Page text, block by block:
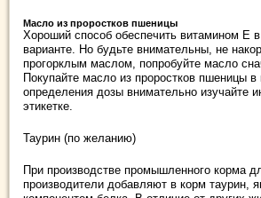
Масло из проростков пшеницы
Хороший способ обеспечить витамином Е
варианте. Но будьте внимательны, не
прогорклым маслом, попробуйте масло
Покупайте масло из проростков пшеницы
определения дозы внимательно изучайте
этикетке.
Таурин (по желанию)
При производстве промышленного корма
производители добавляют в корм таурин,